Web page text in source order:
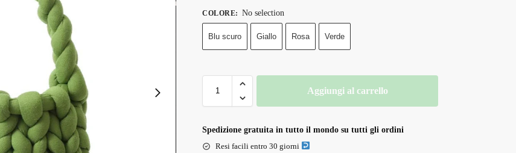
COLORE: No selection
Blu scuro Giallo Rosa Verde
Aggiungi al carrello
Spedizione gratuita in tutto il mondo su tutti gli ordini
Resi facili entro 30 giorni